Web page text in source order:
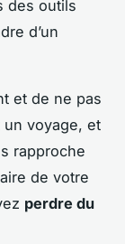
des outils
d’un
et de ne pas
voyage, et
rapproche
de votre
perdre du